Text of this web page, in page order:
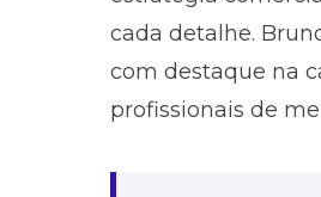
cada detalhe.
com destaque na
profissionais de